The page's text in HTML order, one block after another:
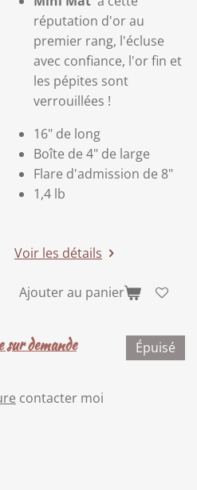
réputation d'or au
premier rang, l'écluse
avec confiance, l'or fin et
les pépites sont
verrouillées !
16" de long
Boîte de 4" de large
Flare d'admission de 8"
1,4 lb
Voir les détails
Ajouter au panier
Épuisé
demande
contacter moi